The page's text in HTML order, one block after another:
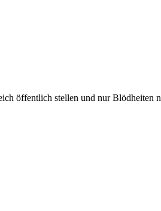
öffentlich stellen und nur Blödheiten